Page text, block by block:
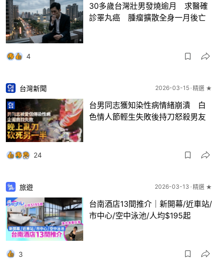
30多歲台灣壯男發燒逾月 求醫確
診睪丸癌 腫瘤擴散全身一月後亡
4
台灣新聞 2026-03-15 精選 ★
台男同志獲知染性病情緒崩潰 白
色情人節輕生失敗後持刀怒殺男友
24
旅遊 2026-03-13 精選 ★
台南酒店13間推介｜新開幕/近車站/
市中心/空中泳池/人均$195起
3